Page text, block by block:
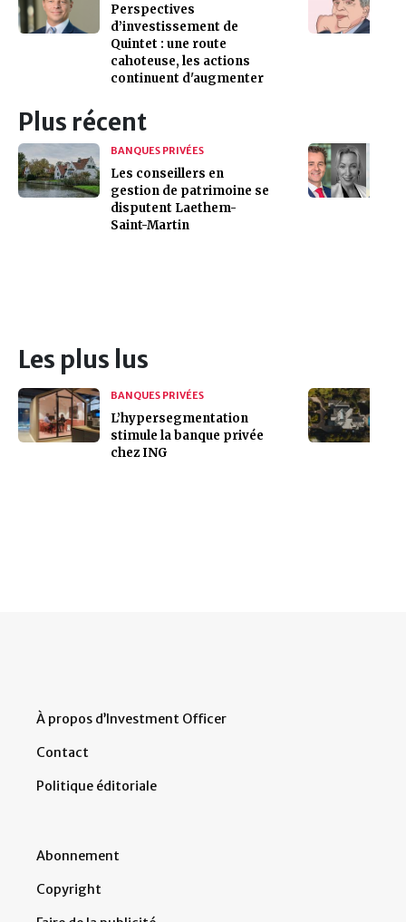
Perspectives
d’investissement de
Quintet : une route
cahoteuse, les actions
continuent d'augmenter
Plus récent
BANQUES PRIVÉES
Les conseillers en
gestion de patrimoine se
disputent Laethem-
Saint-Martin
Les plus lus
BANQUES PRIVÉES
L’hypersegmentation
stimule la banque privée
chez ING
À propos d’Investment Officer
Contact
Politique éditoriale
Abonnement
Copyright